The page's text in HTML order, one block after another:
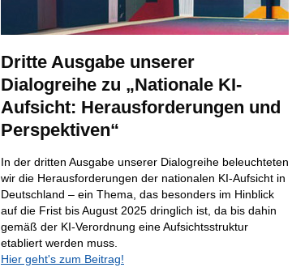
Dritte Ausgabe unserer
Dialogreihe zu „Nationale KI-
Aufsicht: Herausforderungen und
Perspektiven“
In der dritten Ausgabe unserer Dialogreihe beleuchteten
wir die Herausforderungen der nationalen KI-Aufsicht in
Deutschland – ein Thema, das besonders im Hinblick
auf die Frist bis August 2025 dringlich ist, da bis dahin
gemäß der KI-Verordnung eine Aufsichtsstruktur
etabliert werden muss.
Hier geht's zum Beitrag!